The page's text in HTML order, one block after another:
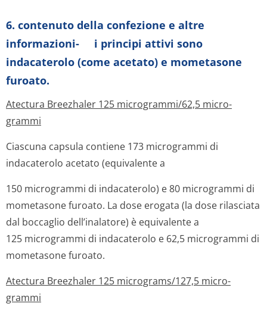
6. contenuto della confezione e altre
informazioni- i principi attivi sono
indacaterolo (come acetato) e mometasone
furoato.
Atectura Breezhaler 125 microgram­mi/62,5 micro­
grammi
Ciascuna capsula contiene 173 microgrammi di
indacaterolo acetato (equivalente a
150 microgrammi di indacaterolo) e 80 microgrammi di
mometasone furoato. La dose erogata (la dose rilasciata
dal boccaglio dell’inalatore) è equivalente a
125 microgrammi di indacaterolo e 62,5 microgrammi di
mometasone furoato.
Atectura Breezhaler 125 microgram­s/127,5 micro­
grammi